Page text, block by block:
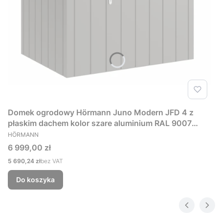
Domek ogrodowy Hörmann Juno Modern JFD 4 z
płaskim dachem kolor szare aluminium RAL 9007
229x181 cm
PRODUCENT
HÖRMANN
Cena
6 999,00 zł
Cena
5 690,24 złbez VAT
Do koszyka